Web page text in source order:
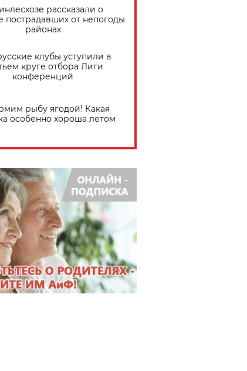
рассказали о
пострадавших от непогоды
районах
клубы уступили в
круге отбора Лиги
конференций
рыбу ягодой! Какая
особенно хороша летом